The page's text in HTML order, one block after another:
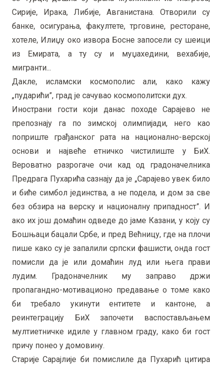
Сирије, Ирака, Либије, Авганистана. Отворили су
банке, осигурања, факултете, трговине, ресторане,
хотеле, Илиџу око извора Босне запосели су шеици
из Емирата, а ту су и муџахедини, вехабије,
мигранти...
Дакле, исламски космополис али, како кажу
„пударићи”, град је сачувао космополитски дух.
Инострани гости који данас походе Сарајево не
препознају га по зимској олимпијади, него као
поприште грађанског рата на национално-верској
основи и највеће етничко чистилиште у БиХ.
Вероватно разрогаче очи кад од градоначелника
Предрага Пухарића сазнају да је „Сарајево увек било
и биће симбол јединства, а не подела, и дом за све
без обзира на верску и националну припадност”. И
ако их још домаћин одведе до јаме Казани, у коју су
Бошњаци бацали Србе, и пред Већницу, где на плочи
пише како су је запалили српски фашисти, онда гост
помисли да је или домаћин луд или њега прави
лудим. Градоначелник му заправо држи
пропагандно-мотивационо предавање о томе како
би требало укинути ентитете и кантоне, а
реинтеграцију БиХ започети васпостављањем
мултиетничке идиле у главном граду, како би гост
причу понео у домовину.
Старије Сарајлије би помислиле да Пухарић цитира